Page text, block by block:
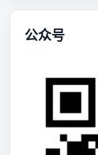
公众号